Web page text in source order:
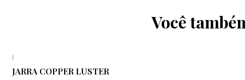
Você
|
JARRA COPPER LUSTER